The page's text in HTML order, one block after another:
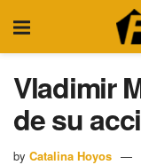
Vladimir
de su
by Catalina Hoyos